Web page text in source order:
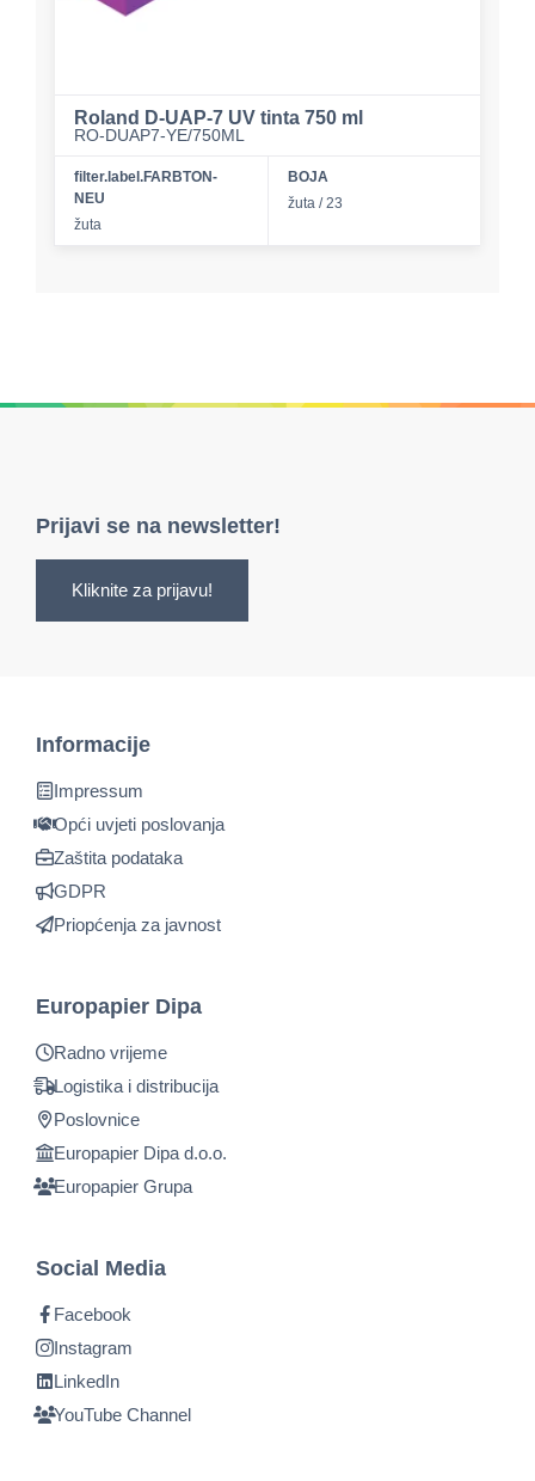
Roland D-UAP-7 UV tinta 750 ml
RO-DUAP7-YE/750ML
filter.label.FARBTON-
NEU
žuta
BOJA
žuta / 23
Prijavi se na newsletter!
Kliknite za prijavu!
Informacije
Impressum
Opći uvjeti poslovanja
Zaštita podataka
GDPR
Priopćenja za javnost
Europapier Dipa
Radno vrijeme
Logistika i distribucija
Poslovnice
Europapier Dipa d.o.o.
Europapier Grupa
Social Media
Facebook
Instagram
LinkedIn
YouTube Channel